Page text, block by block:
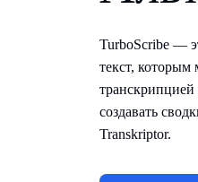
TurboScribe —
текст, которым
транскрипцией
создавать
Transkriptor.